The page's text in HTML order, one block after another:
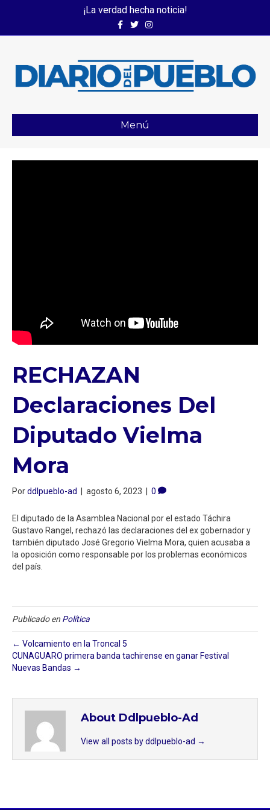
¡La verdad hecha noticia!
FacebookTwitterInstagram
Menú
RECHAZAN
Declaraciones Del
Diputado Vielma
Mora
Porddlpueblo-ad | agosto 6, 2023 | 0
El diputado de la Asamblea Nacional por el estado Táchira
Gustavo Rangel, rechazó las declaraciones del ex gobernador y
también diputado José Gregorio Vielma Mora, quien acusaba a
la oposición como responsable por los problemas económicos
del país.
Publicado en Política
← Volcamiento en la Troncal 5
CUNAGUARO primera banda tachirense en ganar Festival
Nuevas Bandas →
About Ddlpueblo-Ad
View all posts by ddlpueblo-ad →